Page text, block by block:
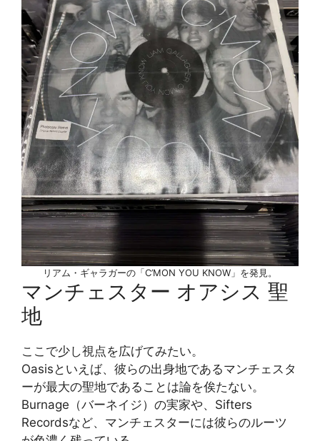
リアム・ギャラガーの「C’MON YOU KNOW」を発見。
マンチェスター オアシス 聖
地
ここで少し視点を広げてみたい。
Oasisといえば、彼らの出身地であるマンチェスタ
ーが最大の聖地であることは論を俟たない。
Burnage（バーネイジ）の実家や、Sifters
Recordsなど、マンチェスターには彼らのルーツ